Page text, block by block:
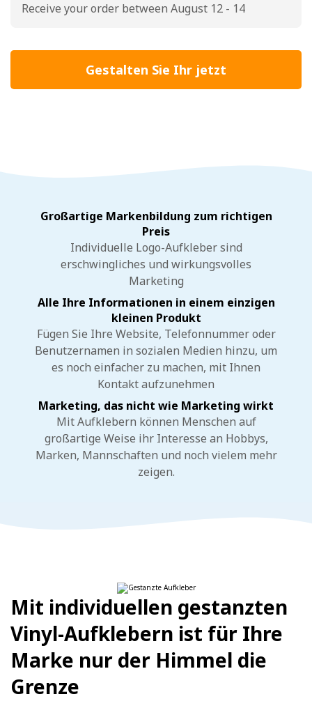
Receive your order between August 12 - 14
Gestalten Sie Ihr jetzt
Großartige Markenbildung zum richtigen
Preis
Individuelle Logo-Aufkleber sind
erschwingliches und wirkungsvolles
Marketing
Alle Ihre Informationen in einem einzigen
kleinen Produkt
Fügen Sie Ihre Website, Telefonnummer oder
Benutzernamen in sozialen Medien hinzu, um
es noch einfacher zu machen, mit Ihnen
Kontakt aufzunehmen
Marketing, das nicht wie Marketing wirkt
Mit Aufklebern können Menschen auf
großartige Weise ihr Interesse an Hobbys,
Marken, Mannschaften und noch vielem mehr
zeigen.
Mit individuellen gestanzten
Vinyl-Aufklebern ist für Ihre
Marke nur der Himmel die
Grenze